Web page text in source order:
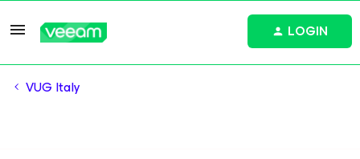
LOGIN
VUG Italy